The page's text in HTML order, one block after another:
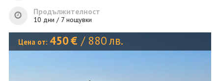
ОЩЕ
ЗА НАС
КОНТАКТИ
ФИРМЕНИ ДОКУМЕНТИ
Продължителност
10 дни / 7 нощувки
Цена от: 450€ / 880лв.